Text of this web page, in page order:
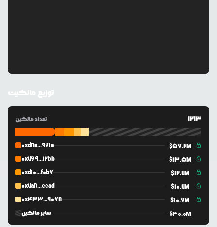
توزیع مالکیت
تعداد مالکین 1213
0xd8a...961a $56.2M
0x769...12bb
$13.5M
0xd10...f0b6
$12.7M
0x7a8...eead
$10.7M
0x433...9068
$10.6M
سایر مالکین
$40.0M